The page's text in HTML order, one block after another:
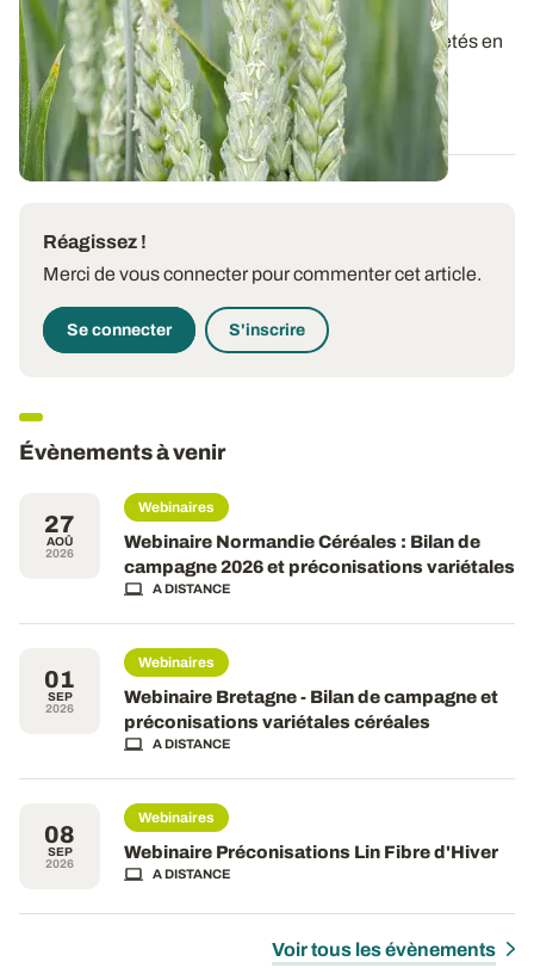
2026
Retrouvez la synthèse provisoire des résultats variétés en
blé tendre pour la récolte 2026...
07 AOÛT 2026
Réagissez !
Merci de vous connecter pour commenter cet article.
Se connecter S'inscrire
Évènements à venir
27
AOÛ
2026
Webinaires
Webinaire Normandie Céréales : Bilan de
campagne 2026 et préconisations variétales
A DISTANCE
01
SEP
2026
Webinaires
Webinaire Bretagne - Bilan de campagne et
préconisations variétales céréales
A DISTANCE
08
SEP
2026
Webinaires
Webinaire Préconisations Lin Fibre d'Hiver
A DISTANCE
Voir tous les évènements